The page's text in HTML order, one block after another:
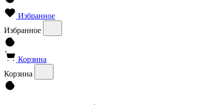
Избранное
Избранное
Корзина
Корзина